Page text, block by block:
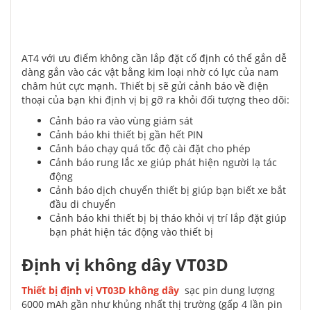
AT4 với ưu điểm không cần lắp đặt cố định có thể gắn dễ
dàng gắn vào các vật bằng kim loại nhờ có lực của nam
châm hút cực mạnh. Thiết bị sẽ gửi cảnh báo về điện
thoại của bạn khi định vị bị gỡ ra khỏi đối tượng theo dõi:
Cảnh báo ra vào vùng giám sát
Cảnh báo khi thiết bị gần hết PIN
Cảnh báo chạy quá tốc độ cài đặt cho phép
Cảnh báo rung lắc xe giúp phát hiện người lạ tác
động
Cảnh báo dịch chuyển thiết bị giúp bạn biết xe bắt
đầu di chuyển
Cảnh báo khi thiết bị bị tháo khỏi vị trí lắp đặt giúp
bạn phát hiện tác động vào thiết bị
Định vị không dây VT03D
Thiết bị định vị VT03D không dây sạc pin dung lượng
6000 mAh gần như khủng nhất thị trường (gấp 4 lần pin